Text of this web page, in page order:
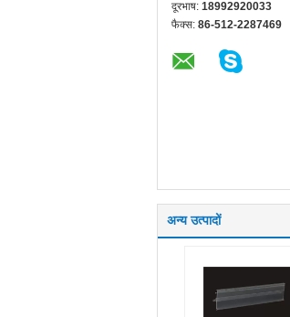
दूरभाष: 18992920033
फैक्स: 86-512-2287469
अन्य उत्पादों